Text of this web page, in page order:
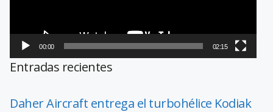
00:00 02:15
Entradas recientes
Daher Aircraft entrega el turbohélice Kodiak